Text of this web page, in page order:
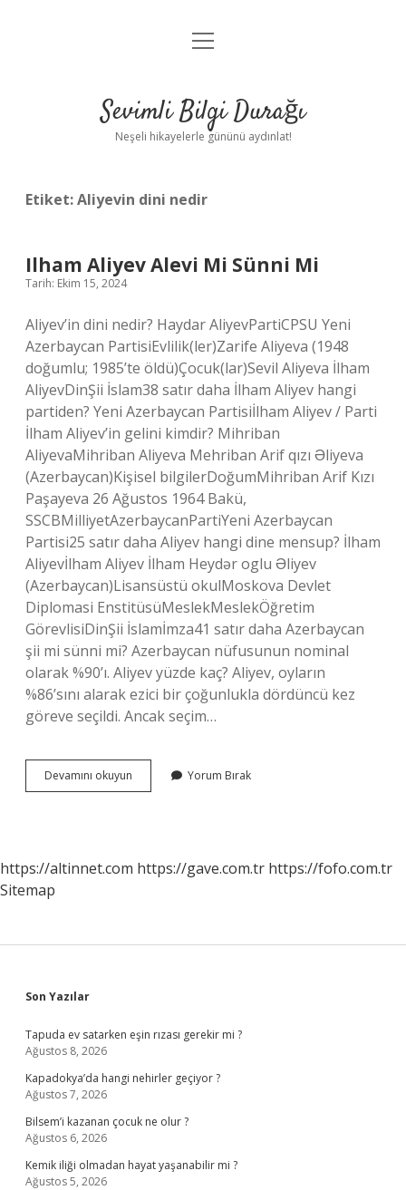
Anasayfa
Yasal Uyarı
menüyü
Sevimli Bilgi Durağı
Neşeli hikayelerle gününü aydınlat!
Etiket:Aliyevin dini nedir
Ilham Aliyev Alevi Mi Sünni Mi
Tarih: Ekim 15, 2024
Aliyev’in dini nedir? Haydar AliyevPartiCPSU Yeni
Azerbaycan PartisiEvlilik(ler)Zarife Aliyeva (1948
doğumlu; 1985’te öldü)Çocuk(lar)Sevil Aliyeva İlham
AliyevDinŞii İslam38 satır daha İlham Aliyev hangi
partiden? Yeni Azerbaycan Partisiİlham Aliyev / Parti
İlham Aliyev’in gelini kimdir? Mihriban
AliyevaMihriban Aliyeva Mehriban Arif qızı Əliyeva
(Azerbaycan)Kişisel bilgilerDoğumMihriban Arif Kızı
Paşayeva 26 Ağustos 1964 Bakü,
SSCBMilliyetAzerbaycanPartiYeni Azerbaycan
Partisi25 satır daha Aliyev hangi dine mensup? İlham
Aliyevİlham Aliyev İlham Heydər oglu Əliyev
(Azerbaycan)Lisansüstü okulMoskova Devlet
Diplomasi EnstitüsüMeslekMeslekÖğretim
GörevlisiDinŞii İslamİmza41 satır daha Azerbaycan
şii mi sünni mi? Azerbaycan nüfusunun nominal
olarak %90’ı. Aliyev yüzde kaç? Aliyev, oyların
%86’sını alarak ezici bir çoğunlukla dördüncü kez
göreve seçildi. Ancak seçim…
Devamını okuyun
Aliyev
Yorum Bırak
https://altinnet.com https://gave.com.tr https://fofo.com.tr
Sitemap
Sidebar
Son Yazılar
Tapuda ev satarken eşin rızası gerekir mi ?
Ağustos 8, 2026
Kapadokya’da hangi nehirler geçiyor ?
Ağustos 7, 2026
Bilsem’i kazanan çocuk ne olur ?
Ağustos 6, 2026
Kemik iliği olmadan hayat yaşanabilir mi ?
Ağustos 5, 2026